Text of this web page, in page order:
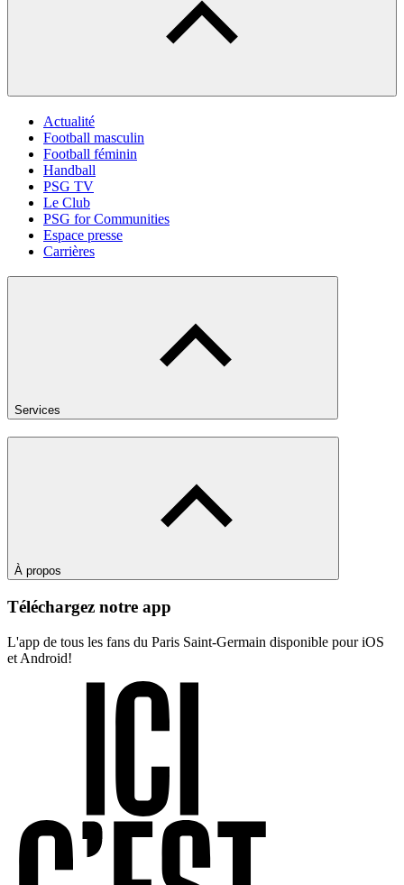
Actualité
Football masculin
Football féminin
Handball
PSG TV
Le Club
PSG for Communities
Espace presse
Carrières
Services
À propos
Téléchargez notre app
L'app de tous les fans du Paris Saint-Germain disponible pour iOS
et Android!